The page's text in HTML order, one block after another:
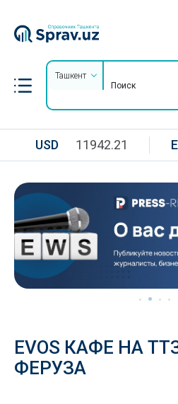
Ташкент
USD 11942.21
EVOS КАФЕ НА
ФЕРУЗА